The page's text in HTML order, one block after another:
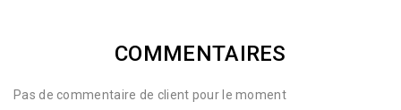
COMMENTAIRES
Pas de commentaire de client pour le moment